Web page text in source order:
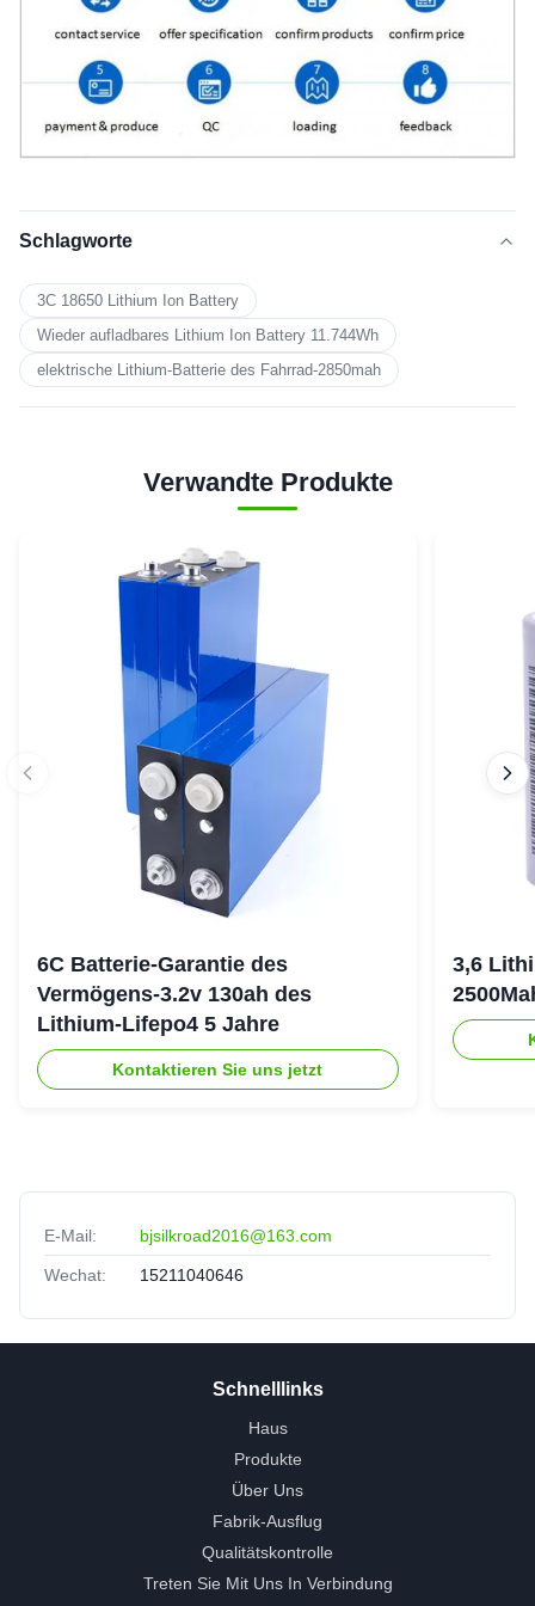
Schlagworte
3C 18650 Lithium Ion Battery
Wieder aufladbares Lithium Ion Battery 11.744Wh
elektrische Lithium-Batterie des Fahrrad-2850mah
Verwandte Produkte
6C Batterie-Garantie des
Vermögens-3.2v 130ah des
Lithium-Lifepo4 5 Jahre
Kontaktieren Sie uns jetzt
3,6
E-Mail: bjsilkroad2016@163.com
Wechat: 15211040646
Schnelllinks
Haus
Produkte
Über Uns
Fabrik-Ausflug
Qualitätskontrolle
Treten Sie Mit Uns In Verbindung